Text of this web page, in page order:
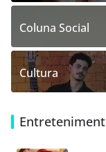
Coluna Social
Cultura